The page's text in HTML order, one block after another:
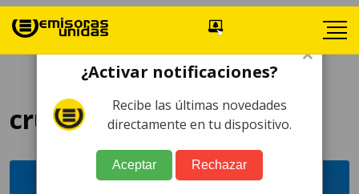
cruceros
×
¿Activar notificaciones?
Recibe las últimas novedades
directamente en tu dispositivo.
Aceptar Rechazar